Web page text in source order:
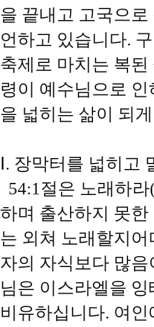
을 끝내고 고국으
언하고 있습니다.
축제로 마치는 복
령이 예수님으로
을 넓히는 삶이 되
Ⅰ. 장막터를 넓히고
54:1절은 노래하
하며 출산하지 못
는 외쳐 노래할지
자의 자식보다 많
님은 이스라엘을
비유하십니다. 여